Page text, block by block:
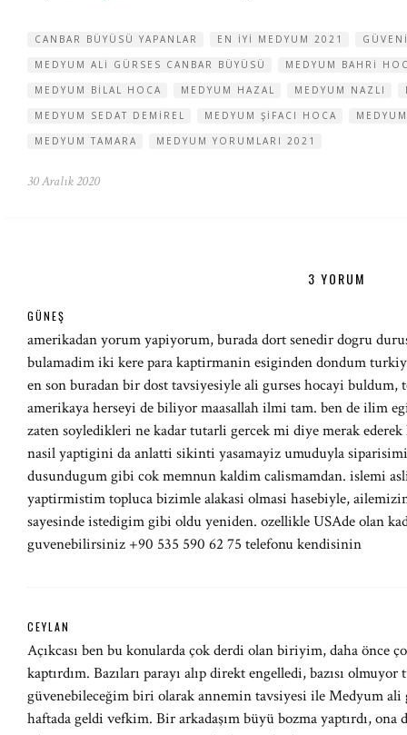
CANBAR BÜYÜSÜ YAPANLAR EN IYI MEDYUM 2021
MEDYUM ALI GÜRSES CANBAR BÜYÜSÜ
MEDYUM BAHRI
MEDYUM BILAL HOCA
MEDYUM HAZAL MEDYUM NAZLI
MEDYUM SEDAT DEMIREL
MEDYUM ŞIFACI HOCA
MEDYUM TAMARA
MEDYUM YORUMLARI 2021
30 Aralık 2020
3 YORUM
GÜNEŞ
amerikadan yorum yapiyorum, burada dort senedir dogru
bulamadim iki kere para kaptirmanin esiginden dondum
en son buradan bir dost tavsiyesiyle ali gurses hocayi
amerikaya herseyi de biliyor maasallah ilmi tam. ben de ilim
zaten soyledikleri ne kadar tutarli gercek mi diye merak
nasil yaptigini da anlatti sikinti yasamayiz umuduyla
dusundugum gibi cok memnun kaldim calismamdan. islemi
yaptirmistim topluca bizimle alakasi olmasi hasebiyle,
sayesinde istedigim gibi oldu yeniden. ozellikle USAde olan
guvenebilirsiniz +90 535 590 62 75 telefonu kendisinin
CEYLAN
Açıkcası ben bu konularda çok derdi olan biriyim, daha önce
kaptırdım. Bazıları parayı alıp direkt engelledi, bazısı
güvenebileceğim biri olarak annemin tavsiyesi ile Medyum ali
haftada geldi vefkim. Bir arkadaşım büyü bozma yaptırdı,